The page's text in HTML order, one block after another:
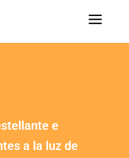
e
a la luz de